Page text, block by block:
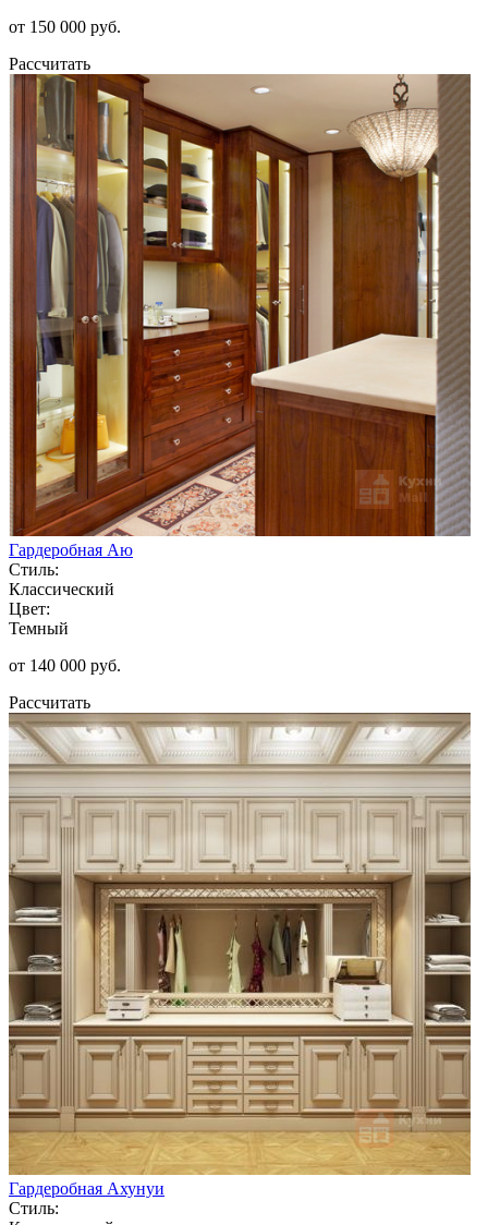
от 150 000 руб.
Рассчитать
Гардеробная Аю
Стиль:
Классический
Цвет:
Темный
от 140 000 руб.
Рассчитать
Гардеробная Ахунуи
Стиль: